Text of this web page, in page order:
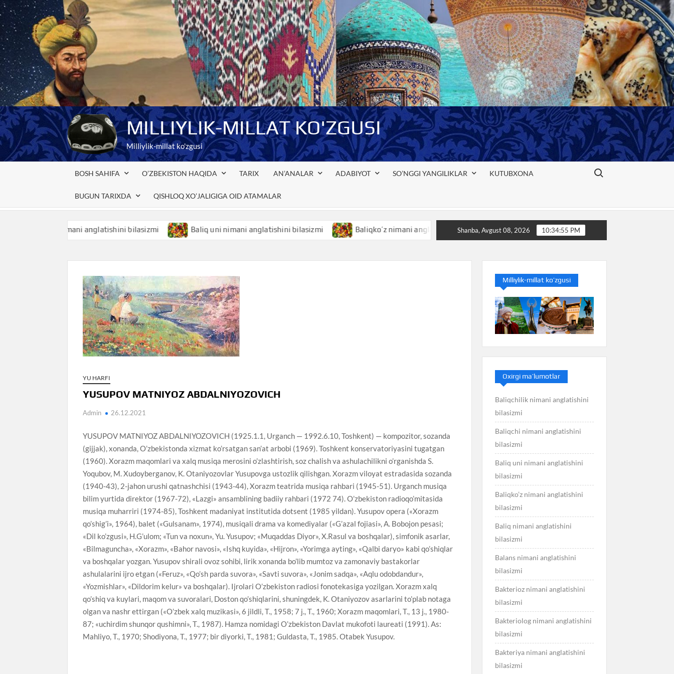
Skip
to
content
MILLIYLIK-MILLAT KO'ZGUSI
Milliylik-millat ko'zgusi
BOSH SAHIFA O’ZBEKISTON HAQIDA TARIX AN’ANALAR ADABIYOT SO’NGGI YANGILIKLAR KUTUBXONA
BUGUN TARIXDA QISHLOQ XO’JALIGIGA OID ATAMALAR
Search for:
nimani anglatishini bilasizmi Baliq uni nimani anglatishini bilasizmi Baliqko’z nimani anglatishini bilasizmi Baliq nimani anglatishini bilasizmi
Shanba, Avgust 08, 2026 10:34:56 PM
YU HARFI
YUSUPOV MATNIYOZ ABDALNIYOZOVICH
Admin 26.12.2021
YUSUPOV MATNIYOZ ABDALNIYOZOVICH (1925.1.1, Urganch — 1992.6.10, Toshkent) — kompozitor, sozanda
(gijjak), xonanda, O’zbekistonda xizmat ko’rsatgan san’at arbobi (1969). Toshkent konservatoriyasini tugatgan
(1960). Xorazm maqomlari va xalq musiqa merosini o’zlashtirish, soz chalish va ashulachilikni o’rganishda S.
Yoqubov, M. Xudoyberganov, K. Otaniyozovlar Yusupovga ustozlik qilishgan. Xorazm viloyat estradasida sozanda
(1940-43), 2-jahon urushi qatnashchisi (1943-44), Xorazm teatrida musiqa rahbari (1945-51). Urganch musiqa
bilim yurtida direktor (1967-72), «Lazgi» ansamblining badiiy rahbari (1972 74). O’zbekiston radioqo’mitasida
musiqa muharriri (1974-85), Toshkent madaniyat institutida dotsent (1985 yildan). Yusupov opera («Xorazm
qo’shig’i», 1964), balet («Gulsanam», 1974), musiqali drama va komediyalar («G’azal fojiasi», A. Bobojon pesasi;
«Dil ko’zgusi», H.G’ulom; «Tun va noxun», Yu. Yusupov; «Muqaddas Diyor», X.Rasul va boshqalar), simfonik asarlar,
«Bilmaguncha», «Xorazm», «Bahor navosi», «Ishq kuyida», «Hijron», «Yorimga ayting», «Qalbi daryo» kabi qo’shiqlar
va boshqalar yozgan. Yusupov shirali ovoz sohibi, lirik xonanda bo’lib mumtoz va zamonaviy bastakorlar
ashulalarini ijro etgan («Feruz», «Qo’sh parda suvora», «Savti suvora», «Jonim sadqa», «Aqlu odobdandur»,
«Yozmishlar», «Dildorim kelur» va boshqalar). Ijrolari O’zbekiston radiosi fonotekasiga yozilgan. Xorazm xalq
qo’shiq va kuylari, maqom va suvoralari, Doston qo’shiqlarini, shuningdek, K. Otaniyozov asarlarini to’plab notaga
olgan va nashr ettirgan («O’zbek xalq muzikasi», 6 jildli, T., 1958; 7 j., T., 1960; Xorazm maqomlari, T., 13 j., 1980-
87; «uchirdim shunqor qushimni», T., 1987). Hamza nomidagi O’zbekiston Davlat mukofoti laureati (1991). As:
Mahliyo, T., 1970; Shodiyona, T., 1977; bir diyorki, T., 1981; Guldasta, T., 1985. Otabek Yusupov.
Milliylik-millat ko’zgusi
Oxirgi ma’lumotlar
Baliqchilik nimani anglatishini
bilasizmi
Baliqchi nimani anglatishini
bilasizmi
Baliq uni nimani anglatishini
bilasizmi
Baliqko’z nimani anglatishini
bilasizmi
Baliq nimani anglatishini
bilasizmi
Balans nimani anglatishini
bilasizmi
Bakterioz nimani anglatishini
bilasizmi
Bakteriolog nimani anglatishini
bilasizmi
Bakteriya nimani anglatishini
bilasizmi